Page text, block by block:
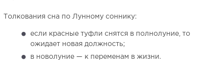
Толкования сна по Лунному соннику:
если красные туфли снятся в полнолуние, то
ожидает новая должность;
в новолуние — к переменам в жизни.